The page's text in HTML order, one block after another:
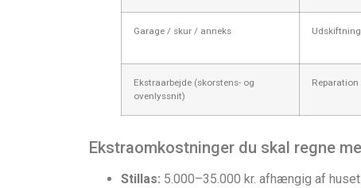
Garage / skur / anneks
Ekstraarbejde (skorstens- og
ovenlyssnit)
Ekstraomkostninger du skal regne
Stillas: 5.000–35.000 kr. afhængig af